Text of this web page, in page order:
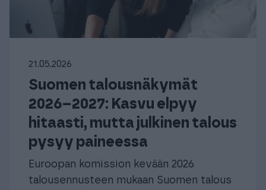
21.05.2026
Suomen talousnäkymät
2026–2027: Kasvu elpyy
hitaasti, mutta julkinen talous
pysyy paineessa
Euroopan komission kevään 2026
talousennusteen mukaan Suomen talous